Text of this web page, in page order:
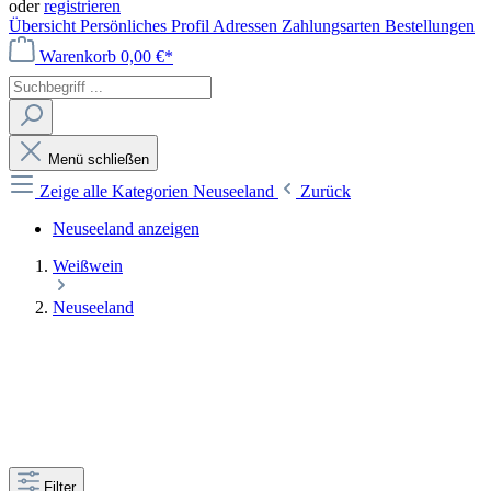
oderregistrieren
Übersicht Persönliches Profil Adressen Zahlungsarten Bestellungen
Warenkorb 0,00 €*
Menü schließen
Zeige alle Kategorien Neuseeland
Zurück
Neuseeland anzeigen
Weißwein
Neuseeland
Filter